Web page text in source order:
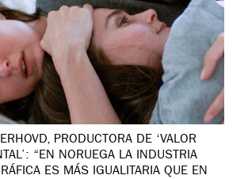
PRODUCTORA DE ‘VALOR
“EN NORUEGA LA INDUSTRIA
ES MÁS IGUALITARIA QUE EN